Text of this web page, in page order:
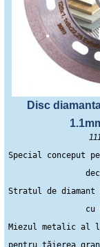
Disc
Special conceput
Stratul de diamant
cu
Miezul metalic al
pentru tăierea